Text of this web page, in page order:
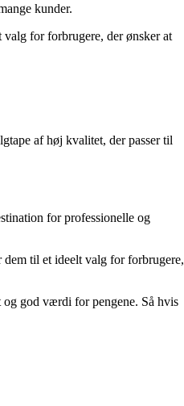
kunder.
for forbrugere, der ønsker at
af høj kvalitet, der passer til
for professionelle og
til et ideelt valg for forbrugere,
god værdi for pengene. Så hvis